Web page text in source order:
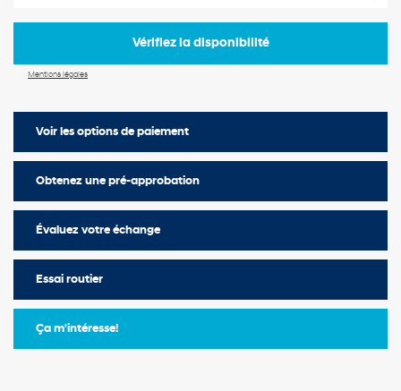
Vérifiez la disponibilité
Mentions légales
Voir les options de paiement
Obtenez une pré-approbation
Évaluez votre échange
Essai routier
Ça m'intéresse!